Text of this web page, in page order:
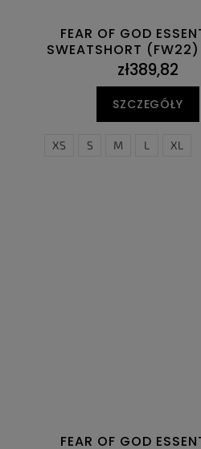
FEAR OF GOD
SWEATSHORT
zł389,82
SZCZEGÓŁY
XS S M L XL
FEAR OF GOD